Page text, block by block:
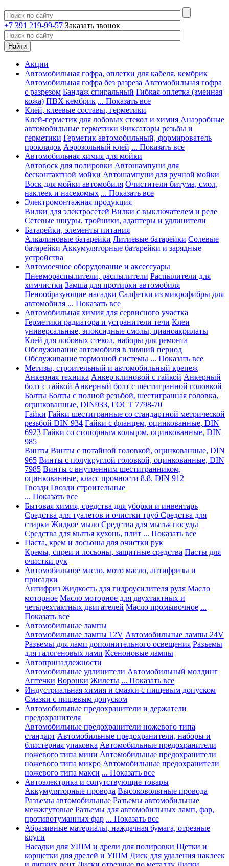
+7 391 219-99-57 Заказать звонок
Акции
Автомобильная гофра, оплетки для кабеля, кембрик
Автомобильная гофра без разреза Автомобильная гофра
с разрезом Бандаж спиральный Гибкая оплетка (змеиная
кожа) ПВХ кембрик ... Показать все
Клей, клеевые составы, герметики
Клей-герметик для лобовых стекол и химия Анаэробные
автомобильные герметики Фиксаторы резьбы и
герметики Герметик автомобильный, формирователь
прокладок Аэрозольный клей ... Показать все
Автомобильная химия для мойки
Автовоск для полировки Автошампуни для
бесконтактной мойки Автошампуни для ручной мойки
Воск для мойки автомобиля Очистители битума, смол,
наклеек и насекомых ... Показать все
Электромонтажная продукция
Вилки для электросетей Вилки с выключателем и реле
Сетевые шнуры, тройники, адаптеры и удлинители
Батарейки, элементы питания
Алкалиновые батарейки Литиевые батарейки Солевые
батарейки Аккумуляторные батарейки и зарядные
устройства
Автомоечное оборудование и аксессуары
Пневмораспылители, распылители Распылители для
химчистки Замша для протирки автомобиля
Пенообразующие насадки Салфетки из микрофибры для
автомобиля ... Показать все
Автомобильная химия для сервисного участка
Герметики радиатора и устранители течи Клеи
универсальные, эпоксидные смолы, цианоакрилаты
Клей для лобовых стекол, наборы для ремонта
Обслуживание автомобиля в зимний период
Обслуживание тормозной системы ... Показать все
Метизы, строительный и автомобильный крепеж
Анкерная техника Анкер клиновой с гайкой Анкерный
болт с гайкой Анкерный болт с шестигранной головкой
Болты Болты с полной резьбой, шестигранная головка,
оцинкованные, DIN933, ГОСТ 7798-70
Гайки Гайки шестигранные со стандартной метрической
резьбой DIN 934 Гайки с фланцем, оцинкованные, DIN
6923 Гайки со стопорным кольцом, оцинкованные, DIN
985
Винты Винты с потайной головкой, оцинкованные, DIN
965 Винты с полукруглой головкой, оцинкованные, DIN
7985 Винты с внутренним шестигранником,
оцинкованные, класс прочности 8.8, DIN 912
Гвозди Гвозди строительные
... Показать все
Бытовая химия, средства для уборки и инвентарь
Средства для туалетов и очистки труб Средства для
стирки Жидкое мыло Средства для мытья посуды
Средства для мытья кухонь, плит ... Показать все
Паста, крем и лосьоны для очистки рук
Кремы, спреи и лосьоны, защитные средства Пасты для
очистки рук
Автомобильное масло, мото масло, антифризы и
присадки
Антифриз Жидкость для гидроусилителя руля Масло
моторное Масло моторное для двухтактных и
четырехтактных двигателей Масло промывочное ...
Показать все
Автомобильные лампы
Автомобильные лампы 12V Автомобильные лампы 24V
Разъемы для ламп дополнительного освещения Разъемы
для галогеновых ламп Ксеноновые лампы
Автопринадлежности
Автомобильные удлинители Автомобильный молдинг
Аптечки Воронки Жилеты ... Показать все
Индустриальная химия и смазки с пищевым допуском
Смазки с пищевым допуском
Автомобильные предохранители и держатели
предохранителя
Автомобильные предохранители ножевого типа
стандарт Автомобильные предохранители, наборы и
блистерная упаковка Автомобильные предохранители
ножевого типа мини Автомобильные предохранители
ножевого типа микро Автомобильные предохранители
ножевого типа макси ... Показать все
Автоэлектрика и сопутствующие товары
Аккумуляторные провода Высоковольтные провода
Разъемы автомобильные Разъемы автомобильные
межжгутовые Разъемы для автомобильных ламп, фар,
противотуманных фар ... Показать все
Абразивные материалы, наждачная бумага, отрезные
круги
Насадки для УШМ и дрели для полировки Щетки и
корщетки для дрелей и УШМ Диск для удаления наклеек